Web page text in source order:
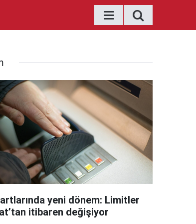
yeni dönem: Limitler
itibaren değişiyor